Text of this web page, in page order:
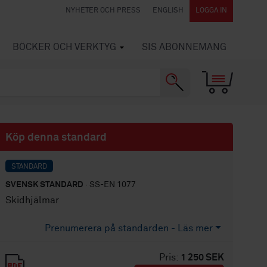
NYHETER OCH PRESS ENGLISH LOGGA IN
BÖCKER OCH VERKTYG SIS ABONNEMANG
Köp denna standard
STANDARD
SVENSK STANDARD · SS-EN 1077
Skidhjälmar
Prenumerera på standarden - Läs mer
Pris: 1 250 SEK